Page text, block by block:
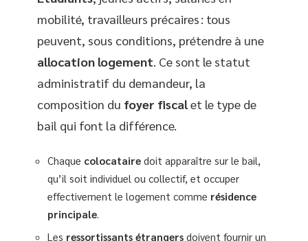
mobilité, travailleurs précaires : tous
peuvent, sous conditions, prétendre à une
allocation logement. Ce sont le statut
administratif du demandeur, la
composition du foyer fiscalet le type de
bail qui font la différence.
Chaque colocataire doit apparaître sur le bail,
qu’il soit individuel ou collectif, et occuper
effectivement le logement comme résidence
principale
Les ressortissants étrangers doivent fournir un